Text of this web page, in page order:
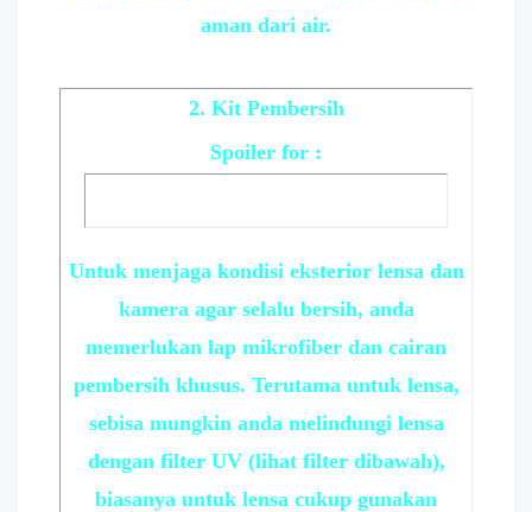
aman dari air.
2. Kit Pembersih
Spoiler for :
Untuk menjaga kondisi eksterior lensa dan
kamera agar selalu bersih, anda
memerlukan lap mikrofiber dan cairan
pembersih khusus. Terutama untuk lensa,
sebisa mungkin anda melindungi lensa
dengan filter UV (lihat filter dibawah),
biasanya untuk lensa cukup gunakan